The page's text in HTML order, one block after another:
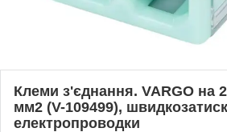
Клеми з'єднання. VARGO на
мм2 (V-109499),
електропроводки